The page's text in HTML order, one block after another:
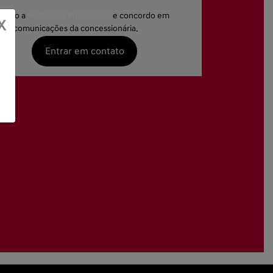
a
e concordo em
comunicações da concessionária.
Entrar em contato